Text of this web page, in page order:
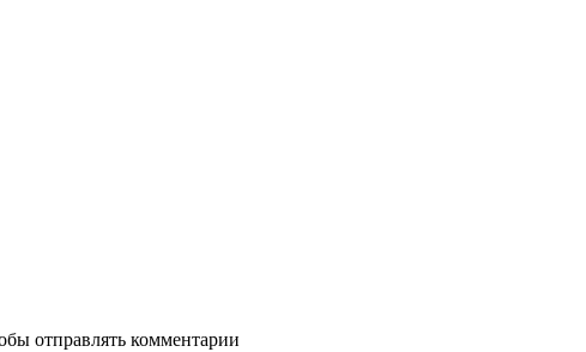
отправлять комментарии